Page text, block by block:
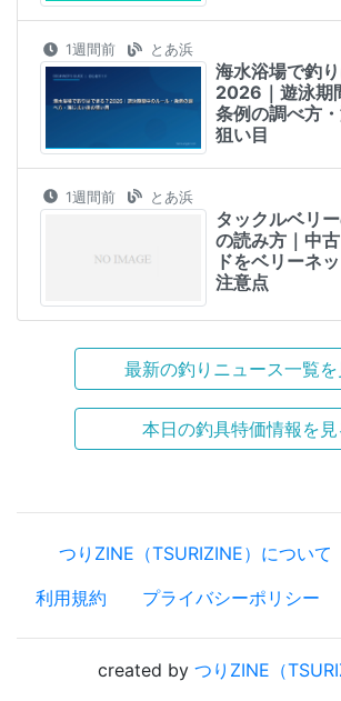
1週間前 とあ浜
海水浴場で釣
2026｜遊泳期
条例の調べ方
狙い目
1週間前 とあ浜
タックルベリ
の読み方｜中
ドをベリーネ
注意点
最新の釣りニュース一覧を
本日の釣具特価情報を見
つりZINE（TSURIZINE）について
利用規約
プライバシーポリシー
created by つりZINE（